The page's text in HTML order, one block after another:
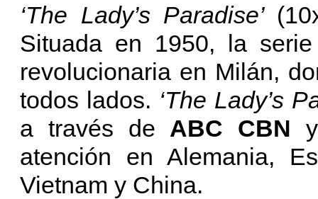
‘The Lady’s Paradise’
Situada en 1950, la
revolucionaria en Milán,
todos lados. ‘The Lady’s
a través de ABC CBN
atención en Alemania,
Vietnam y China.